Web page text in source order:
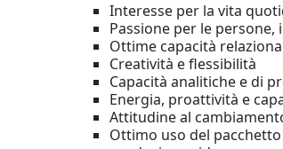
Interesse per la vita
Passione per le
Ottime capacità
Creatività e flessibilità
Capacità analitiche e di
Energia, proattività e
Attitudine al
Ottimo uso del